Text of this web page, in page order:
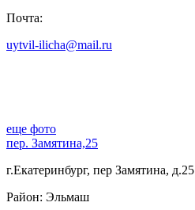
Почта:
uytvil-ilicha@mail.ru
еще фото
пер. Замятина,25
г.Екатеринбург, пер Замятина, д.25
Район: Эльмаш